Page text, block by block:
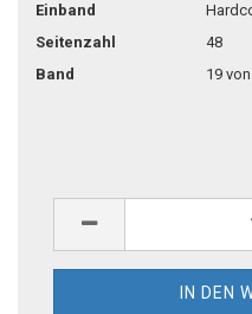
Einband
Seitenzahl
48
Band
19